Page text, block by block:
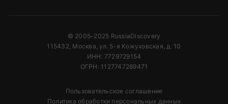
© 2005–2025 RussiaDiscovery
115432, Москва, ул. 5-я Кожуховская, д. 10
ИНН: 7729729154
ОГРН: 1127747289471
Пользовательское соглашение
Политика обработки персональных данных